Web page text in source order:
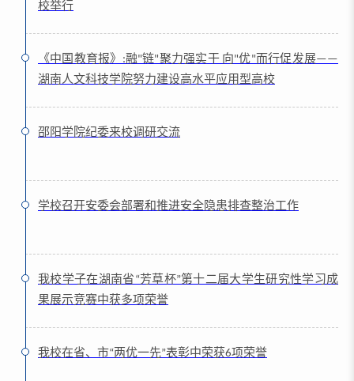
校举行
《中国教育报》:融"链"聚力强实干 向"优"而行促发展——
湖南人文科技学院努力建设高水平应用型高校
邵阳学院纪委来校调研交流
学校召开安委会部署和推进安全隐患排查整治工作
我校学子在湖南省“芳草杯”第十二届大学生研究性学习成
果展示竞赛中获多项荣誉
我校在省、市“两优一先”表彰中荣获6项荣誉